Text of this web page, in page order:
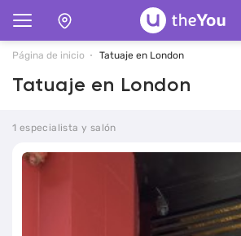
Página de inicio Tatuaje en London
Tatuaje en London
1 especialista y salón